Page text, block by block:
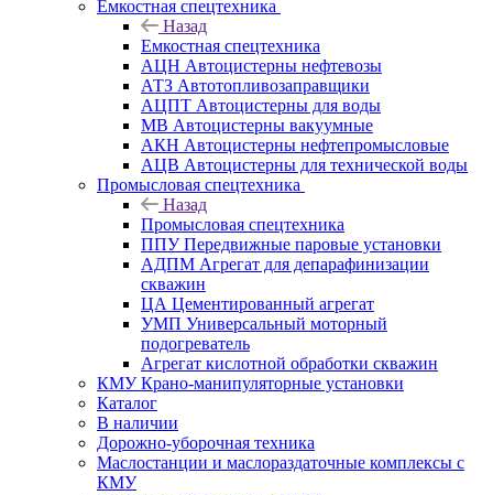
Емкостная спецтехника
Назад
Емкостная спецтехника
АЦН Автоцистерны нефтевозы
АТЗ Автотопливозаправщики
АЦПТ Автоцистерны для воды
МВ Автоцистерны вакуумные
АКН Автоцистерны нефтепромысловые
АЦВ Автоцистерны для технической воды
Промысловая спецтехника
Назад
Промысловая спецтехника
ППУ Передвижные паровые установки
АДПМ Агрегат для депарафинизации
скважин
ЦА Цементированный агрегат
УМП Универсальный моторный
подогреватель
Агрегат кислотной обработки скважин
КМУ Крано-манипуляторные установки
Каталог
В наличии
Дорожно-уборочная техника
Маслостанции и маслораздаточные комплексы с
КМУ